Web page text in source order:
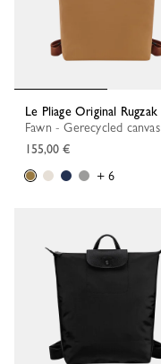
Le Pliage Original Rugzak
Fawn - Gerecycled canvas
155,00 €
+ 6